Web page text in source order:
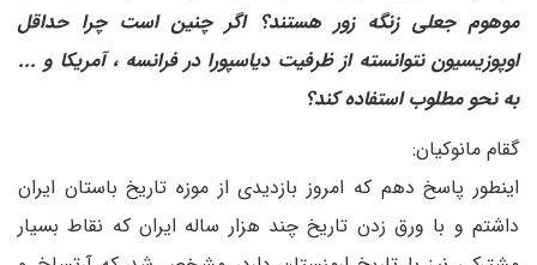
موهوم جعلی زنگه زور هستند؟ اگر چنین است چرا حداقل
اوپوزیسیون نتوانسته از ظرفیت دیاسپورا در فرانسه ، آمریکا و ...
به نحو مطلوب استفاده کند؟
گقام مانوکیان:
اینطور پاسخ دهم که امروز بازدیدی از موزه تاریخ باستان ایران
داشتم و با ورق زدن تاریخ چند هزار ساله ایران که نقاط بسیار